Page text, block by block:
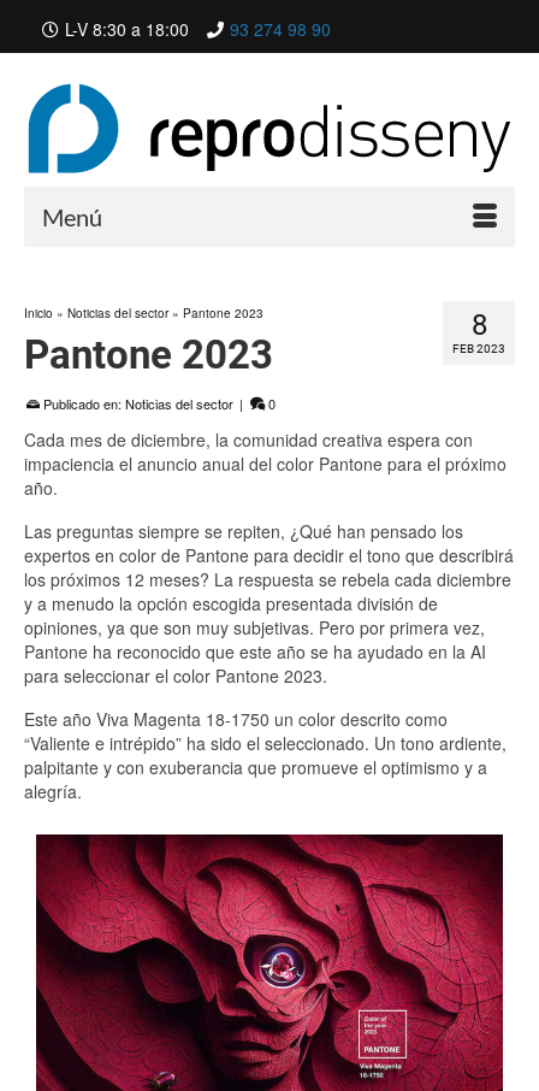
L-V 8:30 a 18:00 93 274 98 90
Menú
8
FEB 2023
Inicio » Noticias del sector » Pantone 2023
Pantone 2023
Publicado en: Noticias del sector | 0
Cada mes de diciembre, la comunidad creativa espera con
impaciencia el anuncio anual del color Pantone para el próximo
año.
Las preguntas siempre se repiten, ¿Qué han pensado los
expertos en color de Pantone para decidir el tono que describirá
los próximos 12 meses? La respuesta se rebela cada diciembre
y a menudo la opción escogida presentada división de
opiniones, ya que son muy subjetivas. Pero por primera vez,
Pantone ha reconocido que este año se ha ayudado en la AI
para seleccionar el color Pantone 2023.
Este año Viva Magenta 18-1750 un color descrito como
“Valiente e intrépido” ha sido el seleccionado. Un tono ardiente,
palpitante y con exuberancia que promueve el optimismo y a
alegría.